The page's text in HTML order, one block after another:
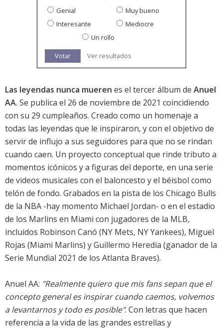
Genial
Muy bueno
Interesante
Mediocre
Un rollo
Votar Ver resultados
Las leyendas nunca mueren es el tercer álbum de Anuel
AA. Se publica el 26 de noviembre de 2021 coincidiendo
con su 29 cumpleaños. Creado como un homenaje a
todas las leyendas que le inspiraron, y con el objetivo de
servir de influjo a sus seguidores para que no se rindan
cuando caen. Un proyecto conceptual que rinde tributo a
momentos icónicos y a figuras del deporte, en una serie
de videos musicales con el baloncesto y el béisbol como
telón de fondo. Grabados en la pista de los Chicago Bulls
de la NBA -hay momento Michael Jordan- o en el estadio
de los Marlins en Miami con jugadores de la MLB,
incluidos Robinson Canó (NY Mets, NY Yankees), Miguel
Rojas (Miami Marlins) y Guillermo Heredia (ganador de la
Serie Mundial 2021 de los Atlanta Braves).
Anuel AA: "Realmente quiero que mis fans sepan que el
concepto general es inspirar cuando caemos, volvemos
a levantarnos y todo es posible". Con letras que hacen
referencia a la vida de las grandes estrellas y